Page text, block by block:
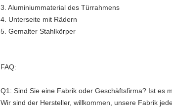
3. Aluminiummaterial des Türrahmens
4. Unterseite mit Rädern
5. Gemalter Stahlkörper
FAQ:
Q1: Sind Sie eine Fabrik oder Geschäftsfirma? Ist es
Wir sind der Hersteller, willkommen, unsere Fabrik